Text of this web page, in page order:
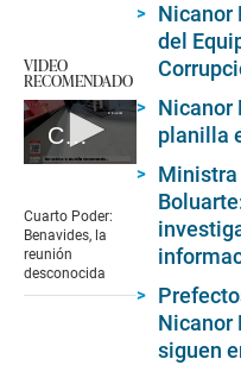
VIDEO
RECOMENDADO
Cuarto Poder: Benavides, la reunión desconocida
of
4
minutes,
59
Cuarto Poder:
Benavides, la
reunión
desconocida
Nicanor
del
Nicanor
planilla
Ministra
Nicanor
siguen